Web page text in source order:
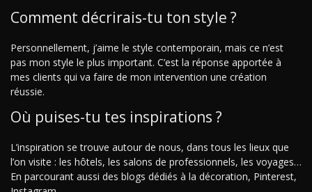
Comment décrirais-tu ton style ?
Personnellement, j’aime le style contemporain, mais ce n’est
pas mon style le plus important. C’est la réponse apportée à
mes clients qui va faire de mon intervention une création
réussie.
Où puises-tu tes inspirations ?
L’inspiration se trouve autour de nous, dans tous les lieux que
l’on visite : les hôtels, les salons de professionnels, les voyages…
En parcourant aussi des blogs dédiés à la décoration, Pinterest,